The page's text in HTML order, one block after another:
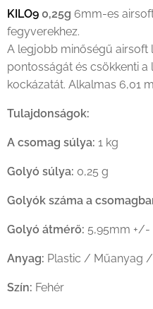
KILO9 0,25g 6mm-es
fegyverekhez.
A legjobb minőségű airsoft
pontosságát és csökkenti a
kockázatát. Alkalmas 6,01
Tulajdonságok:
A csomag súlya: 1 kg
Golyó súlya: 0,25 g
Golyók száma a
Golyó átmérő: 5,95mm +/-
Anyag: Plastic / Műanyag /
Szín: Fehér